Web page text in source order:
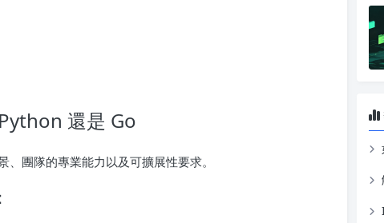
還是 Go
團隊的專業能力以及可擴展性要求。